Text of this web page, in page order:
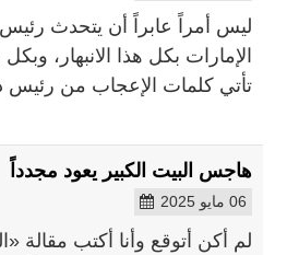
ليس أمراً عابراً أن يتحدث رئيس
الإمارات بكل هذا الانبهار،
تأتي كلمات الإعجاب من رئيس
هاجس البيت الكبير يعود مجدداً
06 مايو 2025
لم أكن أتوقع وأنا أكتب مقالة